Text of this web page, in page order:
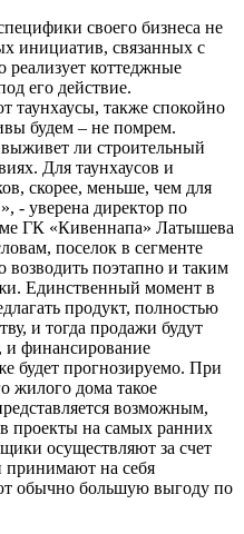
своего бизнеса не
инициатив, связанных с
реализует коттеджные
его действие.
таунхаусы, также спокойно
будем – не помрем.
ли строительный
Для таунхаусов и
скорее, меньше, чем для
- уверена директор по
ГК «Кивеннапа» Латышева
поселок в сегменте
возводить поэтапно и таким
Единственный момент в
продукт, полностью
и тогда продажи будут
и финансирование
будет прогнозируемо. При
жилого дома такое
возможным,
проекты на самых ранних
осуществляют за счет
на себя
обычно большую выгоду по